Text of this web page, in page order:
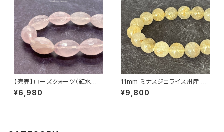
【完売】ローズクォーツ（紅水晶）
ライスカット ブレスレット【ミナス
ジェライス産】
¥6,980
11mm ミナスジェライス州産 ゴ
ールデン ルチルクォーツ ブレス
レット【鑑別済み・画像現物・RT
¥9,800